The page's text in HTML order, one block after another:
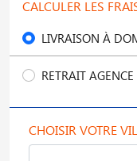
CALCULER LES
LIVRAISON À
RETRAIT AGENCE
CHOISIR VOTRE